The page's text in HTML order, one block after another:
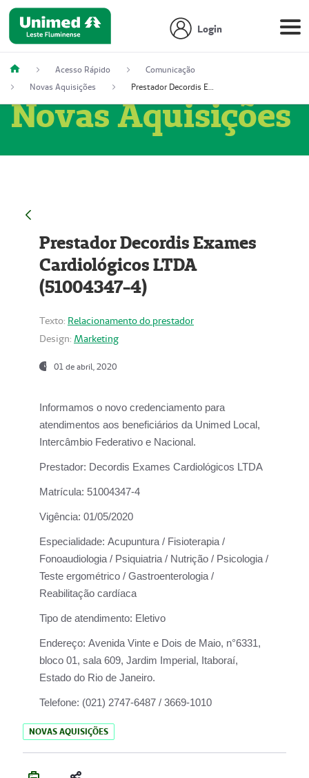
Login
Acesso Rápido
Comunicação
Novas Aquisições
Prestador Decordis Exames Cardiológicos LTDA (51004347-4)
Novas Aquisições
Prestador Decordis Exames
Cardiológicos LTDA
(51004347-4)
Texto: Relacionamento do prestador
Design: Marketing
01 de abril, 2020
Informamos o novo credenciamento para
atendimentos aos beneficiários da Unimed Local,
Intercâmbio Federativo e Nacional.
Prestador: Decordis Exames Cardiológicos LTDA
Matrícula: 51004347-4
Vigência: 01/05/2020
Especialidade: Acupuntura / Fisioterapia /
Fonoaudiologia / Psiquiatria / Nutrição / Psicologia /
Teste ergométrico / Gastroenterologia /
Reabilitação cardíaca
Tipo de atendimento: Eletivo
Endereço: Avenida Vinte e Dois de Maio, n°6331,
bloco 01, sala 609, Jardim Imperial, Itaboraí,
Estado do Rio de Janeiro.
Telefone: (021) 2747-6487 / 3669-1010
NOVAS AQUISIÇÕES